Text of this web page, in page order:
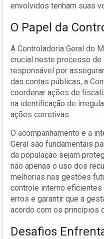
envolvidos tenham suas
O Papel da
A Controladoria Geral do
crucial neste processo de
responsável por
das contas públicas, a
coordenar ações de
na identificação de
ações corretivas.
O acompanhamento e a
Geral são fundamentais
da população sejam
não apenas o uso dos
melhorias nas gestões
controle interno
erros e garantir que a
acordo com os princípios
Desafios